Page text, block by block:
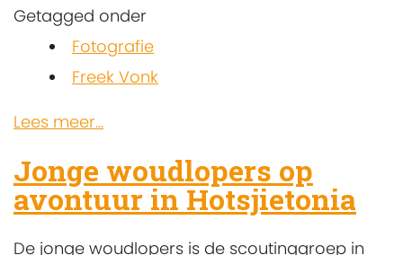
Getagged onder
Fotografie
Freek Vonk
Lees meer...
Jonge woudlopers op
avontuur in Hotsjietonia
De jonge woudlopers is de scoutinggroep in